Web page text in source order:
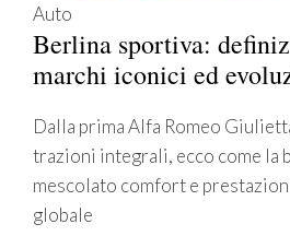
Auto
Berlina sportiva:
marchi iconici ed
Dalla prima Alfa Romeo
trazioni integrali, ecco come la
mescolato comfort e
globale